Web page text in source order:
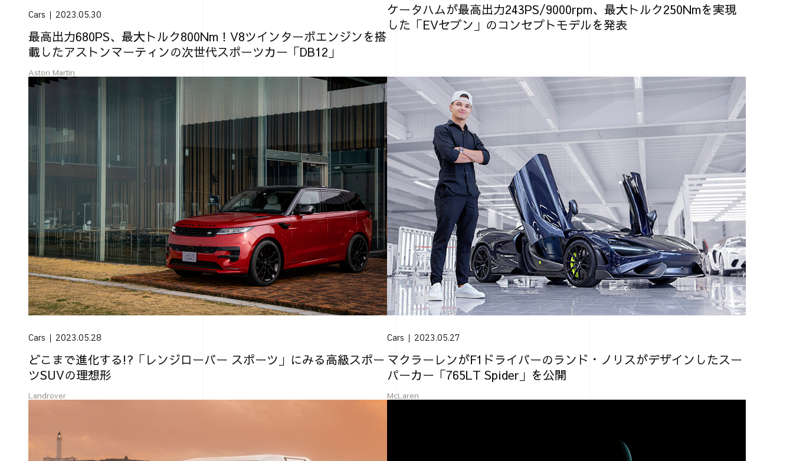
Cars 2023.05.30
最高出力680PS、最大トルク800Nm！V8ツインターボエンジンを搭
載したアストンマーティンの次世代スポーツカー「DB12」
Aston Martin
ケータハムが最高出力243PS/9000rpm、最大トルク250Nmを実現
した「EVセブン」のコンセプトモデルを発表
Cars 2023.05.28
どこまで進化する!?「レンジローバー スポーツ」にみる高級スポー
ツSUVの理想形
Landrover
Cars 2023.05.27
マクラーレンがF1ドライバーのランド・ノリスがデザインしたスー
パーカー「765LT Spider」を公開
McLaren